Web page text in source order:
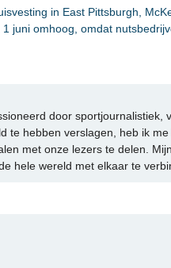
in East Pittsburgh,
juni omhoog, omdat
door sportjournalistiek,
te hebben verslagen, heb ik
met onze lezers te delen.
hele wereld met elkaar te